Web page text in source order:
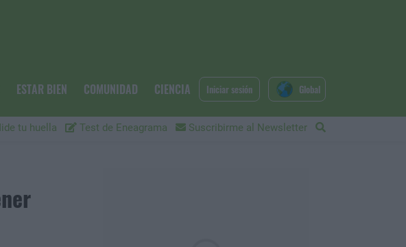
ESTAR BIEN COMUNIDAD CIENCIA
tu huella Test de Eneagrama Suscribirme al Newsletter
Iniciar sesión Global